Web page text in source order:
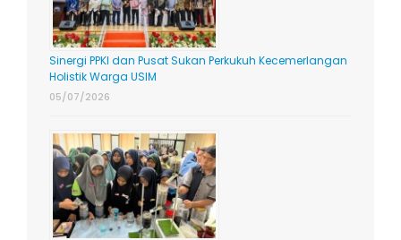
Sinergi PPKI dan Pusat Sukan Perkukuh Kecemerlangan
Holistik Warga USIM
05/07/2026